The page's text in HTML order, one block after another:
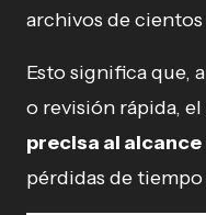
archivos de cientos
Esto significa que,
o revisión rápida,
precisa al alcance
pérdidas de